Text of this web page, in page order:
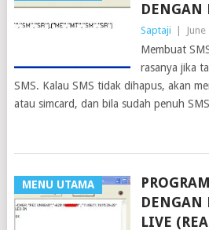
DENGAN
Saptaji
Membuat
rasanya jika
SMS. Kalau SMS tidak dihapus, akan
atau simcard, dan bila sudah penuh
MENU UTAMA
DENGAN
LIVE